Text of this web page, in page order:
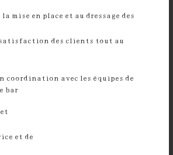
mise en place et au dressage des
des clients tout au
coordination avec les équipes de
bar
et de